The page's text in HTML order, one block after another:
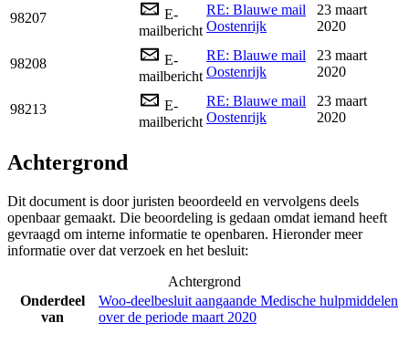
98207
E-
mailbericht
RE: Blauwe mail
Oostenrijk
23 maart
2020
98208
E-
mailbericht
RE: Blauwe mail
Oostenrijk
23 maart
2020
98213
E-
mailbericht
RE: Blauwe mail
Oostenrijk
23 maart
2020
Achtergrond
Dit document is door juristen beoordeeld en vervolgens deels
openbaar gemaakt. Die beoordeling is gedaan omdat iemand heeft
gevraagd om interne informatie te openbaren. Hieronder meer
informatie over dat verzoek en het besluit:
Achtergrond
Onderdeel
van
Woo-deelbesluit aangaande Medische hulpmiddelen
over de periode maart 2020